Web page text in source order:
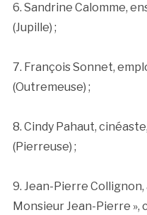
6. Sandrine Calomme,
(Jupille) ;
7. François Sonnet,
(Outremeuse) ;
8. Cindy Pahaut,
(Pierreuse) ;
9. Jean-Pierre Collignon,
Monsieur Jean-Pierre »,